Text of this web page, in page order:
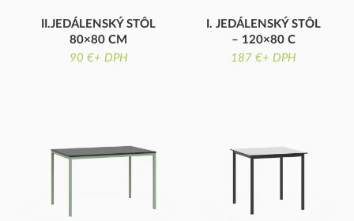
II.JEDÁLENSKÝ STÔL
80×80 CM
LAMINÁTOVÁ DOSKA
90 €+ DPH
I. JEDÁLENSKÝ STÔL
– 120×80 C
KOMPAKTNÁ DOSKA
187 €+ DPH